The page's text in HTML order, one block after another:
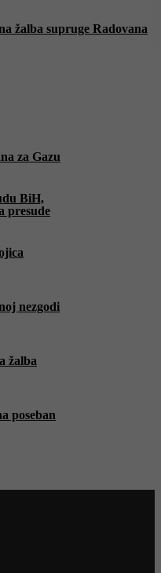
žalba supruge Radovana
za Gazu
BiH,
presude
nezgodi
žalba
poseban